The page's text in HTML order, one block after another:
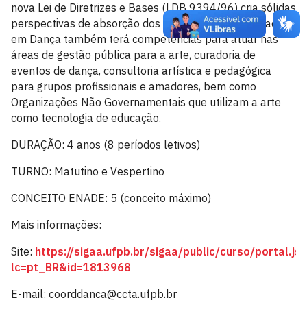
nova Lei de Diretrizes e Bases (LDB 9394/96) cria sólidas
perspectivas de absorção dos formandos. O Licenciado
em Dança também terá competências para atuar nas
áreas de gestão pública para a arte, curadoria de
eventos de dança, consultoria artística e pedagógica
para grupos profissionais e amadores, bem como
Organizações Não Governamentais que utilizam a arte
como tecnologia de educação.
DURAÇÃO: 4 anos (8 períodos letivos)
TURNO: Matutino e Vespertino
CONCEITO ENADE: 5 (conceito máximo)
Mais informações:
Site: https://sigaa.ufpb.br/sigaa/public/curso/
lc=pt_BR&id=1813968
E-mail: coorddanca@ccta.ufpb.br